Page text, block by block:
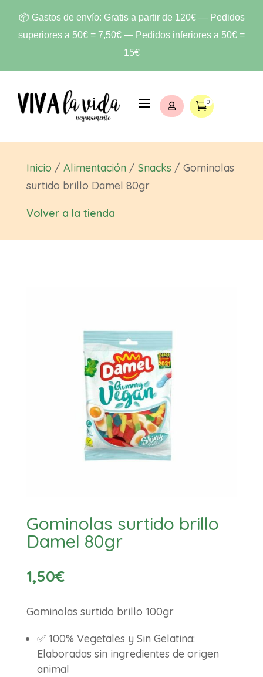
📦 Gastos de envío: Gratis a partir de 120€ — Pedidos
superiores a 50€ = 7,50€ — Pedidos inferiores a 50€ =
15€
a  0
Inicio / Alimentación/ Snacks / Gominolas
surtido brillo Damel 80gr
Volver a la tienda
Gominolas surtido brillo
Damel 80gr
1,50€
Gominolas surtido brillo 100gr
✅ 100% Vegetales y Sin Gelatina:
Elaboradas sin ingredientes de origen
animal